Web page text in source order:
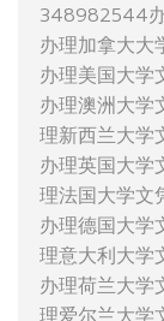
348982544
办理加拿大大
办理美国大学
办理澳洲大学
理新西兰大学
办理英国大学
理法国大学文
办理德国大学
理意大利大学
办理荷兰大学